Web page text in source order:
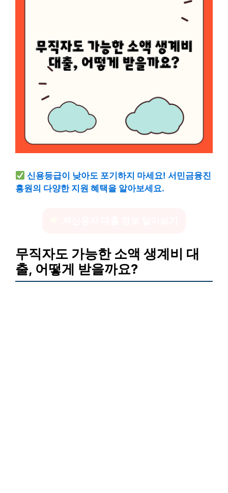
신용등급이 낮아도 포기하지 마세요! 서민금융진
흥원의 다양한 지원 혜택을 알아보세요.
무직자도 가능한 소액 생계비 대
출, 어떻게 받을까요?